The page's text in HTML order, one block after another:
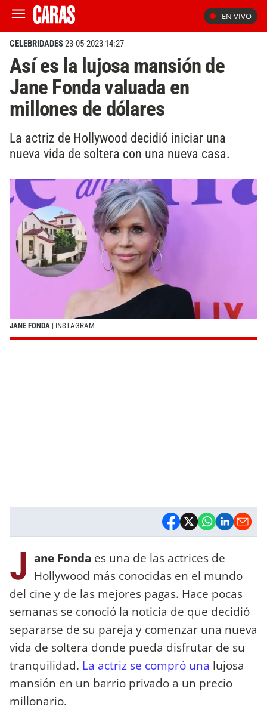
EN VIVO
CELEBRIDADES23-05-2023 14:27
Así es la lujosa mansión de
Jane Fonda valuada en
millones de dólares
La actriz de Hollywood decidió iniciar una
nueva vida de soltera con una nueva casa.
JANE FONDA | INSTAGRAM
J ane Fonda es una de las actrices de
Hollywood más conocidas en el mundo
del cine y de las mejores pagas. Hace pocas
semanas se conoció la noticia de que decidió
separarse de su pareja y comenzar una nueva
vida de soltera donde pueda disfrutar de su
tranquilidad. La actriz se compró una lujosa
mansión en un barrio privado a un precio
millonario.